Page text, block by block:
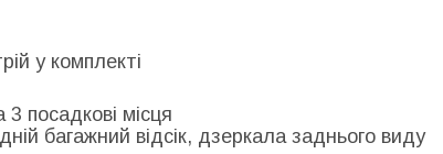
у комплекті
посадкові місця
багажний відсік, дзеркала заднього виду